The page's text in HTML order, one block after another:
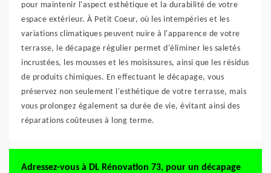
pour maintenir l'aspect esthétique et la durabilité de votre
espace extérieur. À Petit Coeur, où les intempéries et les
variations climatiques peuvent nuire à l'apparence de votre
terrasse, le décapage régulier permet d'éliminer les saletés
incrustées, les mousses et les moisissures, ainsi que les résidus
de produits chimiques. En effectuant le décapage, vous
préservez non seulement l'esthétique de votre terrasse, mais
vous prolongez également sa durée de vie, évitant ainsi des
réparations coûteuses à long terme.
Adressez-vous à DL Rénovation 73, pour un décapage